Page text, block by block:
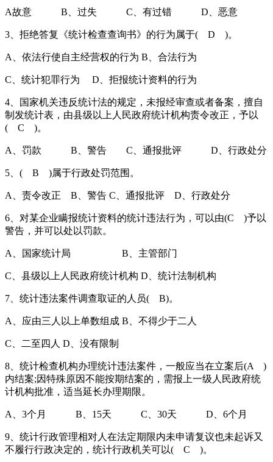
A故意 B、过失 C、有过错 D、恶意
3、拒绝答复《统计检查查询书》的行为属于( D )。
A、依法行使自主经营权的行为 B、合法行为
C、统计犯罪行为 D、拒报统计资料的行为
4、国家机关违反统计法的规定，未报经审查或者备案，擅自
制发统计表，由县级以上人民政府统计机构责令改正，予以
( C )。
A、罚款 B、警告 C、通报批评 D、行政处分
5、( B )属于行政处罚范围。
A、责令改正 B、警告 C、通报批评 D、行政处分
6、对某企业瞒报统计资料的统计违法行为，可以由(C )予以
警告，并可以处以罚款。
A、国家统计局 B、主管部门
C、县级以上人民政府统计机构 D、统计法制机构
7、统计违法案件调查取证的人员( B)。
A、应由三人以上单数组成 B、不得少于二人
C、二至四人 D、没有限制
8、统计检查机构办理统计违法案件，一般应当在立案后(A )
内结案;因特殊原因不能按期结案的，需报上一级人民政府统
计机构批准，适当延长办理期限。
A、3个月 B、15天 C、30天 D、6个月
9、统计行政管理相对人在法定期限内未申请复议也未起诉又
不履行行政决定的，统计行政机关可以( C )。